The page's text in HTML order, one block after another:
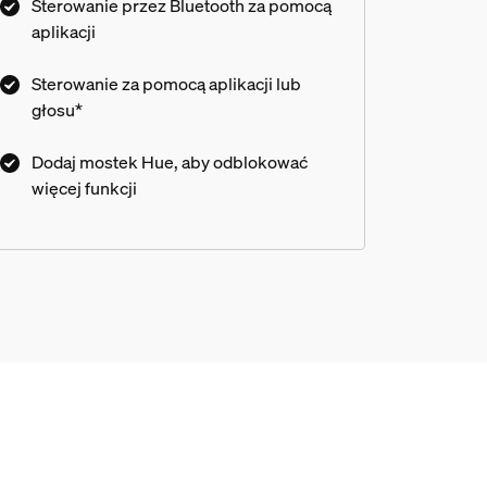
Sterowanie przez Bluetooth za pomocą
aplikacji
Sterowanie za pomocą aplikacji lub
głosu*
Dodaj mostek Hue, aby odblokować
więcej funkcji